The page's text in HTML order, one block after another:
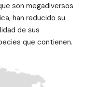
son megadiversos
han reducido su
de sus
que contienen.